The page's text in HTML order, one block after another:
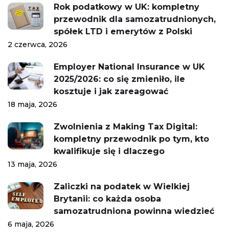
Rok podatkowy w UK: kompletny
przewodnik dla samozatrudnionych,
spółek LTD i emerytów z Polski
2 czerwca, 2026
Employer National Insurance w UK
2025/2026: co się zmieniło, ile
kosztuje i jak zareagować
18 maja, 2026
Zwolnienia z Making Tax Digital:
kompletny przewodnik po tym, kto
kwalifikuje się i dlaczego
13 maja, 2026
Zaliczki na podatek w Wielkiej
Brytanii: co każda osoba
samozatrudniona powinna wiedzieć
6 maja, 2026